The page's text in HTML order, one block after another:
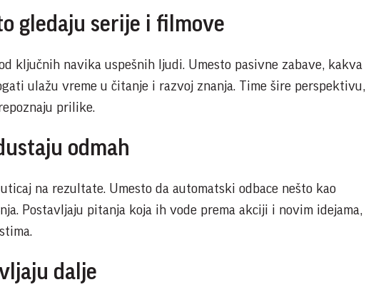
gledaju serije i filmove
ključnih navika uspešnih ljudi. Umesto pasivne zabave, kakva
ulažu vreme u čitanje i razvoj znanja. Time šire perspektivu,
prilike.
odmah
na rezultate. Umesto da automatski odbace nešto kao
Postavljaju pitanja koja ih vode prema akciji i novim idejama,
dalje